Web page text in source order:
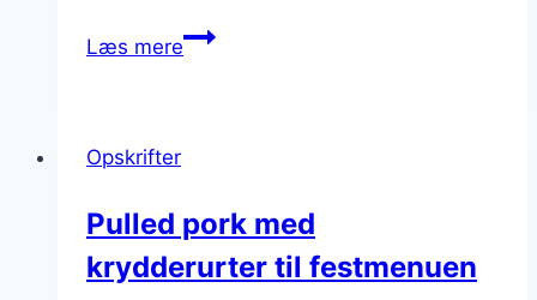
Læs merePulled
Opskrifter
Pulled pork med
krydderurter til festmenuen